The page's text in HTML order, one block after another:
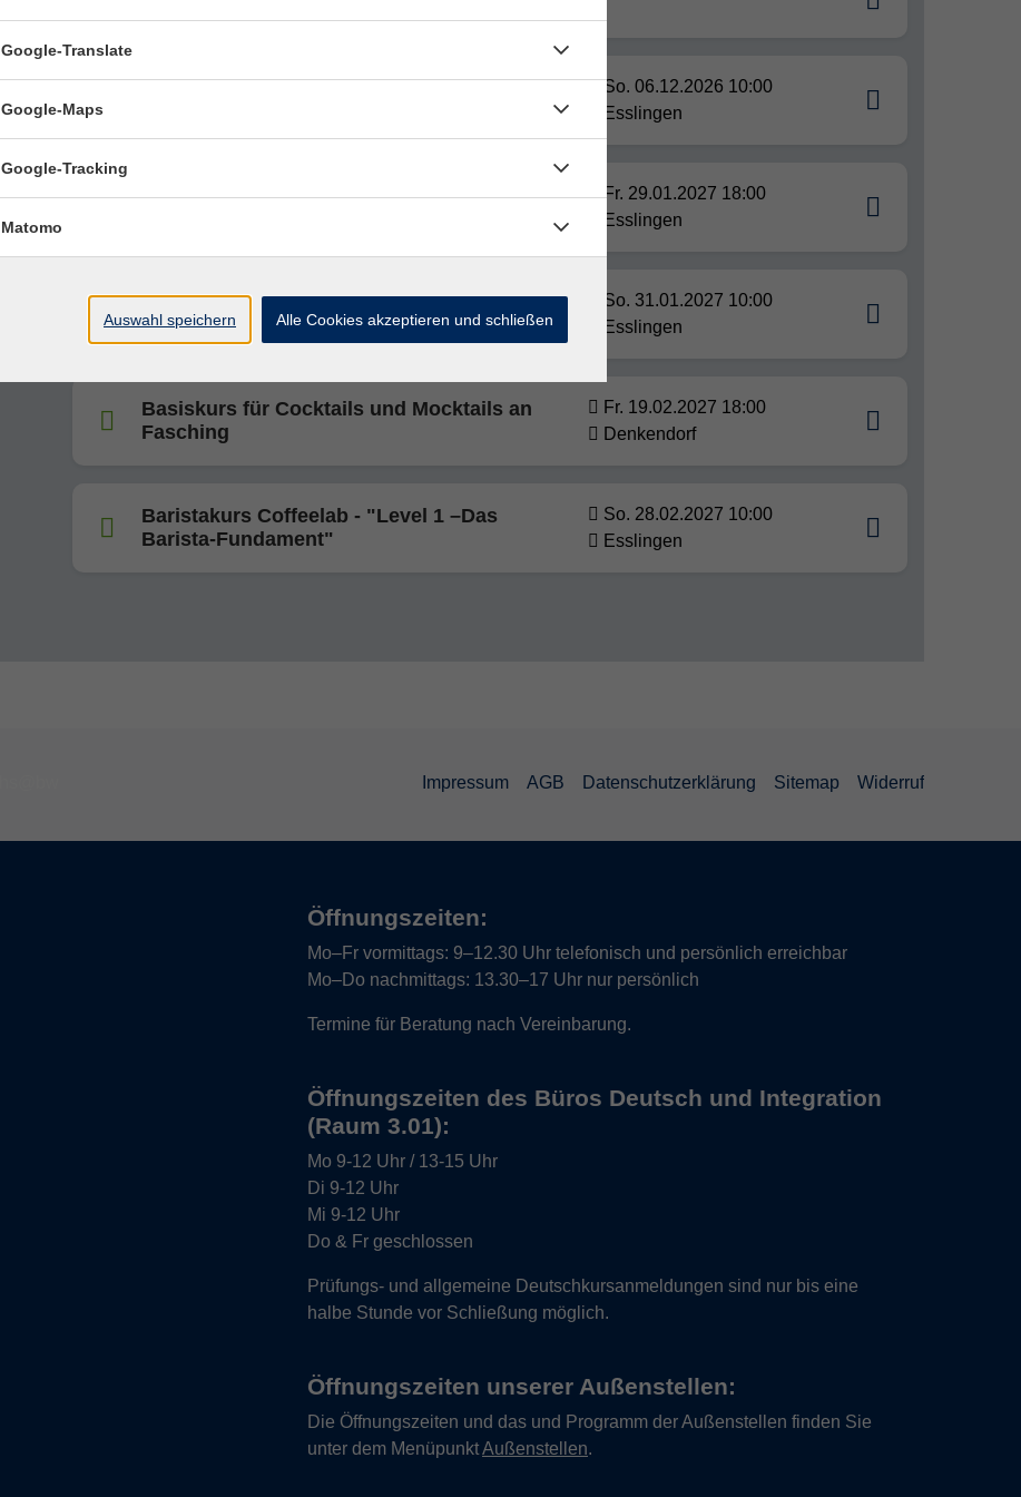
So. 06.12.2026 10:00
Esslingen
Fr. 29.01.2027 18:00
Esslingen
Baristakurs Coffeelab - "Level 1 –Das
Barista-Fundament"
So. 31.01.2027 10:00
Esslingen
Basiskurs für Cocktails und Mocktails an
Fasching
Fr. 19.02.2027 18:00
Denkendorf
Baristakurs Coffeelab - "Level 1 –Das
Barista-Fundament"
So. 28.02.2027 10:00
Esslingen
Impressum AGB Datenschutzerklärung Sitemap Widerruf
Öffnungszeiten:
Mo–Fr vormittags: 9–12.30 Uhr telefonisch und persönlich erreichbar
Mo–Do nachmittags: 13.30–17 Uhr nur persönlich
Termine für Beratung nach Vereinbarung.
Öffnungszeiten des Büros Deutsch und Integration
(Raum 3.01):
Mo 9-12 Uhr / 13-15 Uhr
Di 9-12 Uhr
Mi 9-12 Uhr
Do & Fr geschlossen
Prüfungs- und allgemeine Deutschkursanmeldungen sind nur bis eine
halbe Stunde vor Schließung möglich.
Öffnungszeiten unserer Außenstellen:
Die Öffnungszeiten und das und Programm der Außenstellen finden Sie
unter dem MenüpunktAußenstellen.
Google-Translate
Google-Maps
Google-Tracking
Matomo
Auswahl speichern Alle Cookies akzeptieren und schließen